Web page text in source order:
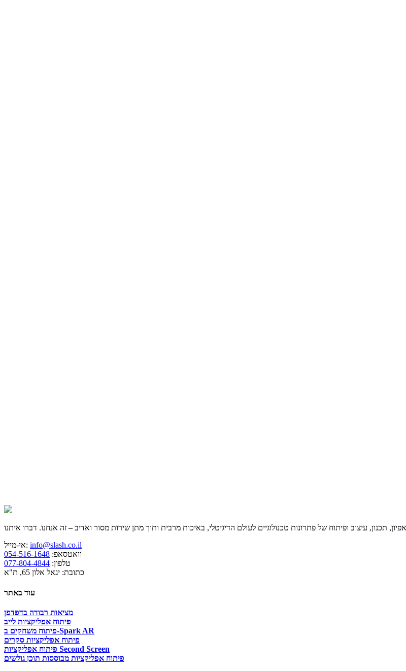
אי-מייל: info@slash.co.il
וואטסאפ: 054-516-1648
טלפון: 077-804-4844
כתובת: יגאל אלון 65, ת"א
עוד באתר
מציאות רבודה בדפדפן
פיתוח אפליקציות לייב
פיתוח משחקים ב-Spark AR
פיתוח אפליקציות סקרים
פיתוח אפליקציות Second Screen
פיתוח אפליקציות מבוססות תוכן גולשים